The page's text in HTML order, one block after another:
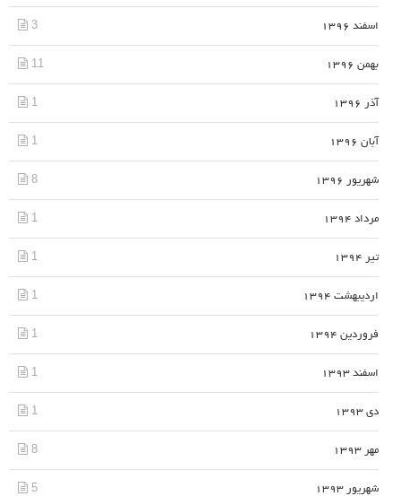
اسفند 1396 3
بهمن 1396 11
آذر 1396 1
آبان 1396 1
شهریور 1396 8
مرداد 1394 1
تیر 1394 1
اردیبهشت 1394 1
فروردین 1394 1
اسفند 1393 1
دی 1393 1
مهر 1393 8
شهریور 1393 5